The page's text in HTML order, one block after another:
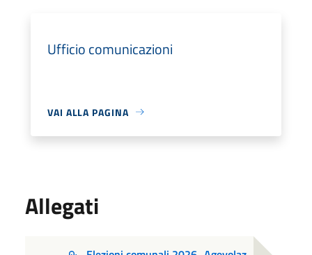
Ufficio comunicazioni
VAI ALLA PAGINA
Allegati